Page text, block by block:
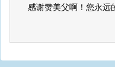
感谢赞美父啊！您永远